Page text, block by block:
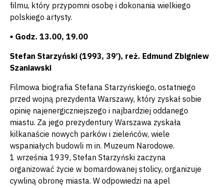
filmu, który przypomni osobę i dokonania wielkiego
polskiego artysty.
• Godz. 13.00, 19.00
Stefan Starzyński (1993, 39’), reż. Edmund Zbigniew
Szaniawski
Filmowa biografia Stefana Starzyńskiego, ostatniego
przed wojną prezydenta Warszawy, który zyskał sobie
opinię najenergiczniejszego i najbardziej oddanego
miastu. Za jego prezydentury Warszawa zyskała
kilkanaście nowych parków i zieleńców, wiele
wspaniałych budowli m in. Muzeum Narodowe.
1 września 1939, Stefan Starzyński zaczyna
organizować życie w bomardowanej stolicy, organizuje
cywliną obronę miasta. W odpowiedzi na apel